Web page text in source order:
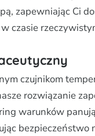
zapewniając Ci
czasie
czujnikom
rozwiązanie
warunków
bezpieczeństwo